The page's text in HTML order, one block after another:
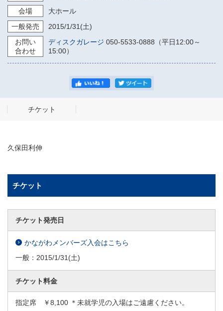
会場
大ホール
一般発売
2015/1/31 (土)
お問い
合わせ
ディスクガレージ 050-5533-0888（平日12:00～
15:00）
チケット
久保田利伸
チケット
チケット発売日
かながわメンバーズ入会はこちら
一般： 2015/1/31 (土)
チケット料金
指定席 ￥8,100 ＊未就学児の入場はご遠慮ください。